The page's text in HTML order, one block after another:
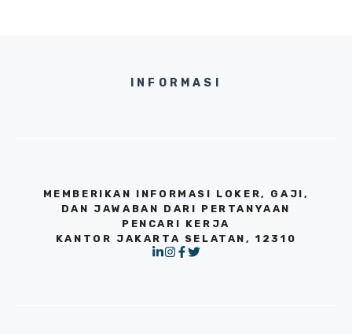
INFORMASI
MEMBERIKAN INFORMASI LOKER, GAJI,
DAN JAWABAN DARI PERTANYAAN
PENCARI KERJA
KANTOR JAKARTA SELATAN, 12310